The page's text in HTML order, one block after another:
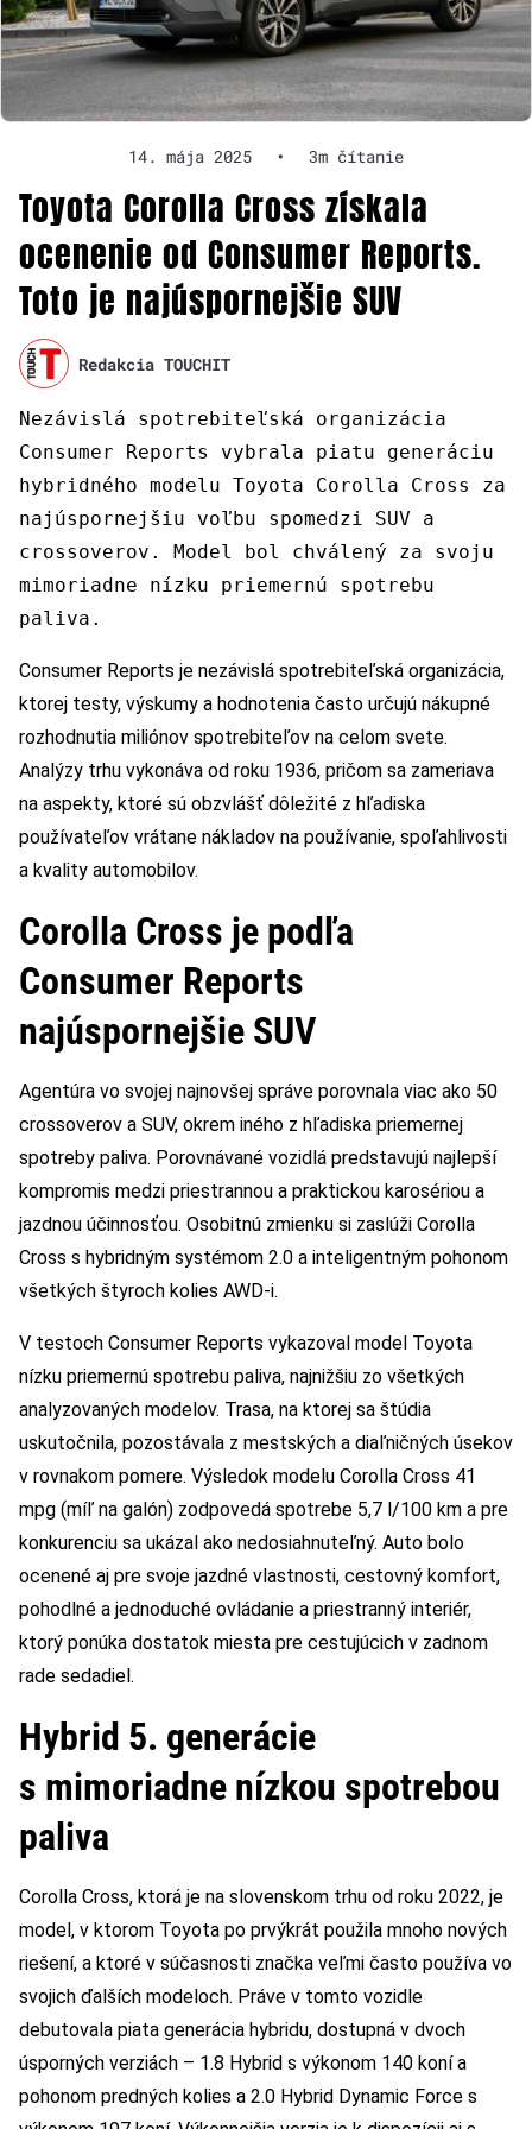
14. mája 2025 • 3m čítanie
Toyota Corolla Cross získala
ocenenie od Consumer Reports.
Toto je najúspornejšie SUV
Redakcia TOUCHIT
Nezávislá spotrebiteľská organizácia
Consumer Reports vybrala piatu generáciu
hybridného modelu Toyota Corolla Cross za
najúspornejšiu voľbu spomedzi SUV a
crossoverov. Model bol chválený za svoju
mimoriadne nízku priemernú spotrebu
paliva.
Consumer Reports je nezávislá spotrebiteľská organizácia,
ktorej testy, výskumy a hodnotenia často určujú nákupné
rozhodnutia miliónov spotrebiteľov na celom svete.
Analýzy trhu vykonáva od roku 1936, pričom sa zameriava
na aspekty, ktoré sú obzvlášť dôležité z hľadiska
používateľov vrátane nákladov na používanie, spoľahlivosti
a kvality automobilov.
Corolla Cross je podľa
Consumer Reports
najúspornejšie SUV
Agentúra vo svojej najnovšej správe porovnala viac ako 50
crossoverov a SUV, okrem iného z hľadiska priemernej
spotreby paliva. Porovnávané vozidlá predstavujú najlepší
kompromis medzi priestrannou a praktickou karosériou a
jazdnou účinnosťou. Osobitnú zmienku si zaslúži Corolla
Cross s hybridným systémom 2.0 a inteligentným pohonom
všetkých štyroch kolies AWD-i.
V testoch Consumer Reports vykazoval model Toyota
nízku priemernú spotrebu paliva, najnižšiu zo všetkých
analyzovaných modelov. Trasa, na ktorej sa štúdia
uskutočnila, pozostávala z mestských a diaľničných úsekov
v rovnakom pomere. Výsledok modelu Corolla Cross 41
mpg (míľ na galón) zodpovedá spotrebe 5,7 l/100 km a pre
konkurenciu sa ukázal ako nedosiahnuteľný. Auto bolo
ocenené aj pre svoje jazdné vlastnosti, cestovný komfort,
pohodlné a jednoduché ovládanie a priestranný interiér,
ktorý ponúka dostatok miesta pre cestujúcich v zadnom
rade sedadiel.
Hybrid 5. generácie
s mimoriadne nízkou spotrebou
paliva
Corolla Cross, ktorá je na slovenskom trhu od roku 2022, je
model, v ktorom Toyota po prvýkrát použila mnoho nových
riešení, a ktoré v súčasnosti značka veľmi často používa vo
svojich ďalších modeloch. Práve v tomto vozidle
debutovala piata generácia hybridu, dostupná v dvoch
úsporných verziách – 1.8 Hybrid s výkonom 140 koní a
pohonom predných kolies a 2.0 Hybrid Dynamic Force s